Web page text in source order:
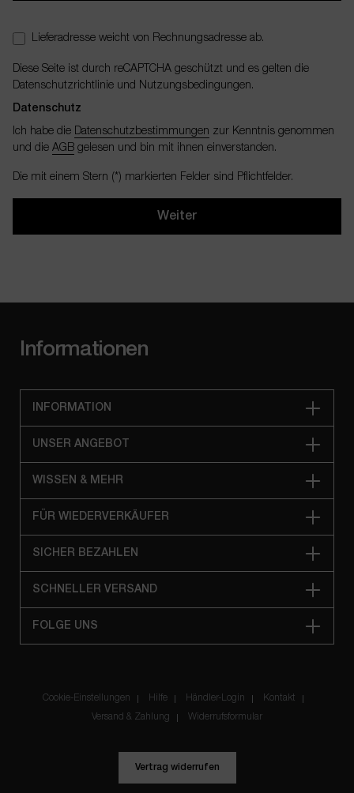
Lieferadresse weicht von Rechnungsadresse ab.
Diese Seite ist durch reCAPTCHA geschützt und es gelten die
Datenschutzrichtlinie und Nutzungsbedingungen.
Datenschutz
Ich habe die Datenschutzbestimmungen zur Kenntnis genommen
und die AGB gelesen und bin mit ihnen einverstanden.
Die mit einem Stern (*) markierten Felder sind Pflichtfelder.
Weiter
Informationen
INFORMATION
UNSER ANGEBOT
WISSEN & MEHR
FÜR WIEDERVERKÄUFER
SICHER BEZAHLEN
SCHNELLER VERSAND
FOLGE UNS
Cookie-Einstellungen Hilfe Händler-Login Kontakt
Versand & Zahlung Widerrufsformular
Vertrag widerrufen